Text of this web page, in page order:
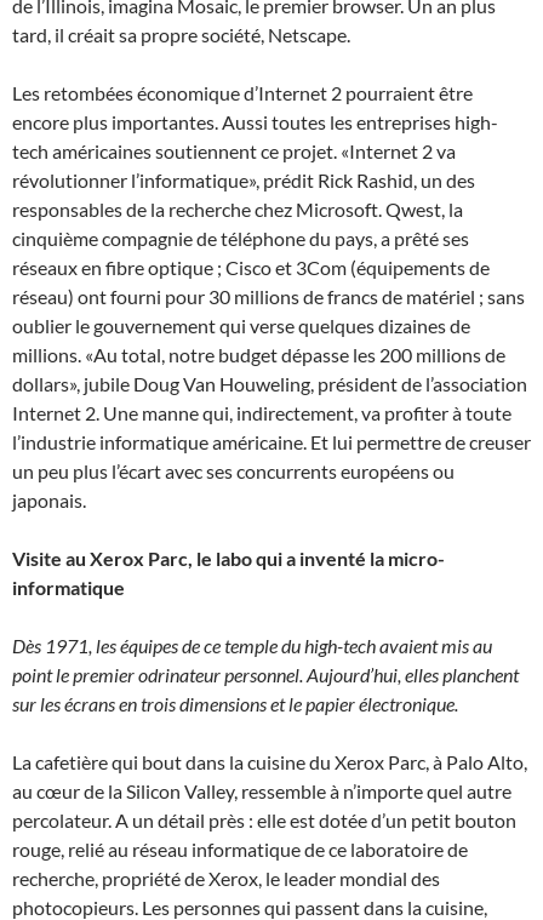
de l’Illinois, imagina Mosaic, le premier browser. Un an plus
tard, il créait sa propre société, Netscape.
Les retombées économique d’Internet 2 pourraient être
encore plus importantes. Aussi toutes les entreprises high-
tech américaines soutiennent ce projet. «Internet 2 va
révolutionner l’informatique», prédit Rick Rashid, un des
responsables de la recherche chez Microsoft. Qwest, la
cinquième compagnie de téléphone du pays, a prêté ses
réseaux en fibre optique ; Cisco et 3Com (équipements de
réseau) ont fourni pour 30 millions de francs de matériel ; sans
oublier le gouvernement qui verse quelques dizaines de
millions. «Au total, notre budget dépasse les 200 millions de
dollars», jubile Doug Van Houweling, président de l’association
Internet 2. Une manne qui, indirectement, va profiter à toute
l’industrie informatique américaine. Et lui permettre de creuser
un peu plus l’écart avec ses concurrents européens ou
japonais.
Visite au Xerox Parc, le labo qui a inventé la micro-
informatique
Dès 1971, les équipes de ce temple du high-tech avaient mis au
point le premier odrinateur personnel. Aujourd’hui, elles planchent
sur les écrans en trois dimensions et le papier électronique.
La cafetière qui bout dans la cuisine du Xerox Parc, à Palo Alto,
au cœur de la Silicon Valley, ressemble à n’importe quel autre
percolateur. A un détail près : elle est dotée d’un petit bouton
rouge, relié au réseau informatique de ce laboratoire de
recherche, propriété de Xerox, le leader mondial des
photocopieurs. Les personnes qui passent dans la cuisine,